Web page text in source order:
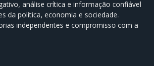
análise crítica e informação confiável
da política, economia e sociedade.
independentes e compromisso com a